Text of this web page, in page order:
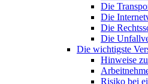
Die
Die
Die
Die
Die wichtigste
Hinweise
Risiko bei